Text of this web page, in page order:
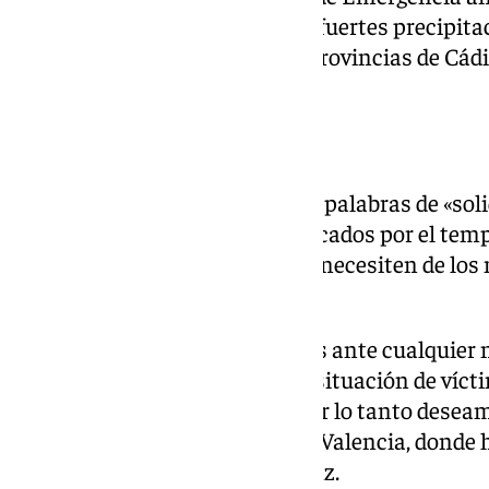
Andalucía, ante la previsión de fuertes
en una ancha franja entre las provincias de
El consejero también ha tenido palabras de
valenciano por los daños provocados por el
de sus autoridades «todo lo que necesiten de
«Estamos coordinados con ellos ante
hagan, pero estamos ante una situación de
pueden cuantificar todavía y por lo tanto
restablecerse la normalidad en Valencia,
del temporal», ha concluido Sanz.